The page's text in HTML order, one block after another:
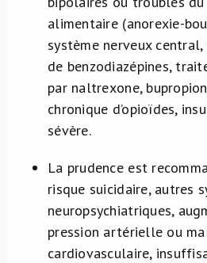
alimentaire (anorexie-
système nerveux
de benzodiazépines,
par naltrexone,
chronique d’opioïdes,
sévère.
La prudence est
risque suicidaire, autres
neuropsychiatriques,
pression artérielle ou
cardiovasculaire,